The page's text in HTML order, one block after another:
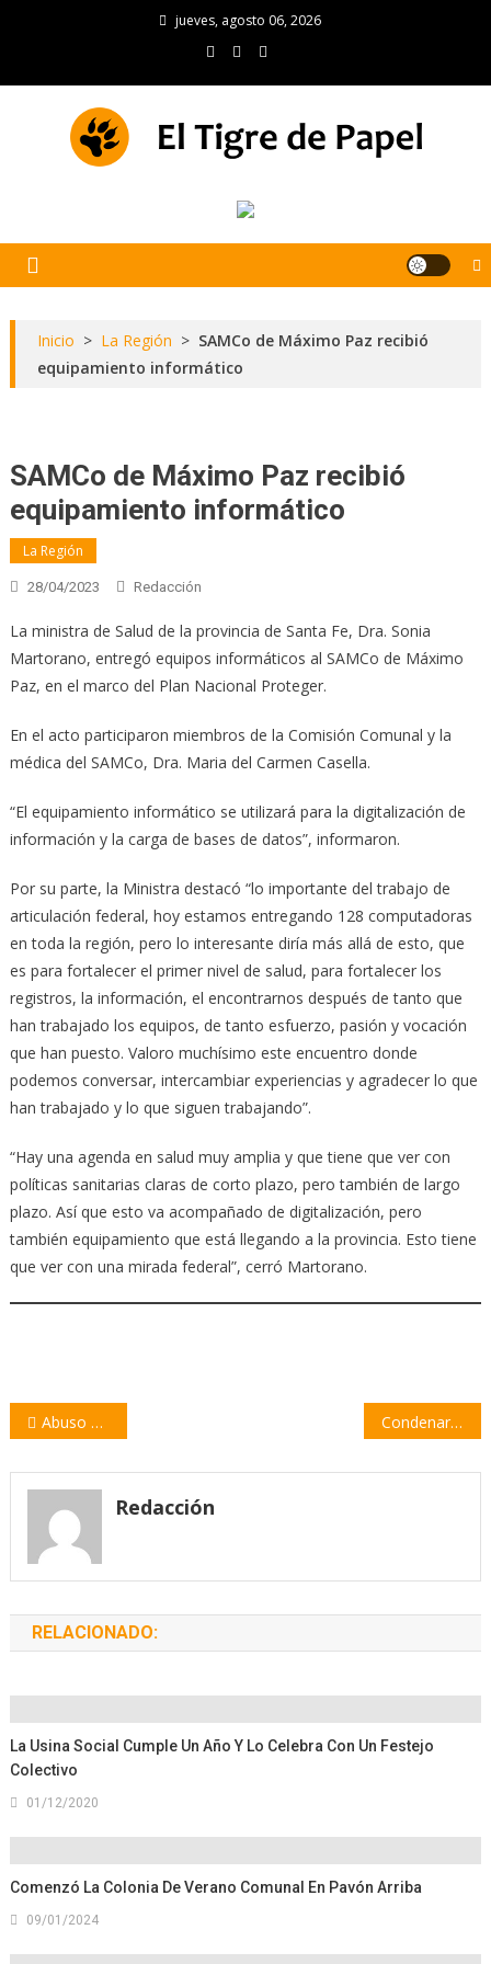
jueves, agosto 06, 2026
Inicio > La Región > SAMCo de Máximo Paz recibió
equipamiento informático
SAMCo de Máximo Paz recibió
equipamiento informático
La Región
28/04/2023 Redacción
La ministra de Salud de la provincia de Santa Fe, Dra. Sonia
Martorano, entregó equipos informáticos al SAMCo de Máximo
Paz, en el marco del Plan Nacional Proteger.
En el acto participaron miembros de la Comisión Comunal y la
médica del SAMCo, Dra. Maria del Carmen Casella.
“El equipamiento informático se utilizará para la digitalización de
información y la carga de bases de datos”, informaron.
Por su parte, la Ministra destacó “lo importante del trabajo de
articulación federal, hoy estamos entregando 128 computadoras
en toda la región, pero lo interesante diría más allá de esto, que
es para fortalecer el primer nivel de salud, para fortalecer los
registros, la información, el encontrarnos después de tanto que
han trabajado los equipos, de tanto esfuerzo, pasión y vocación
que han puesto. Valoro muchísimo este encuentro donde
podemos conversar, intercambiar experiencias y agradecer lo que
han trabajado y lo que siguen trabajando”.
“Hay una agenda en salud muy amplia y que tiene que ver con
políticas sanitarias claras de corto plazo, pero también de largo
plazo. Así que esto va acompañado de digitalización, pero
también equipamiento que está llegando a la provincia. Esto tiene
que ver con una mirada federal”, cerró Martorano.
Navegación
entradas
Abuso sexual en Máximo Paz: «Es un problemita que nos ha aparecido» Condenaron a FESTRAM por su responsabilidad en un choque múltiple
Redacción
RELACIONADO:
La Usina Social Cumple Un Año Y Lo Celebra Con Un Festejo
Colectivo
01/12/2020
Comenzó La Colonia De Verano Comunal En Pavón Arriba
09/01/2024